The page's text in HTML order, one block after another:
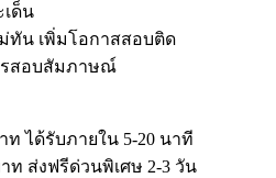
เด็น
ทัน เพิ่มโอกาสสอบติด
รสอบสัมภาษณ์
ท ได้รับภายใน 5-20 นาที
ท ส่งฟรีด่วนพิเศษ 2-3 วัน